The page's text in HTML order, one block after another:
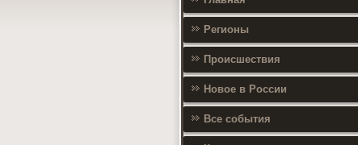
Регионы
Происшествия
Новое в России
Все события